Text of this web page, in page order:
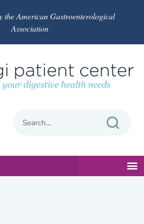
the American Gastroenterological
Association